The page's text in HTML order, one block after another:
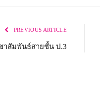
PREVIOUS ARTICLE
าสัมพันธ์สายชั้น ป.3